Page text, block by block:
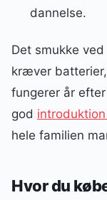
dannelse.
Det smukke
kræver
fungerer år
god
hele familien
Hvor du